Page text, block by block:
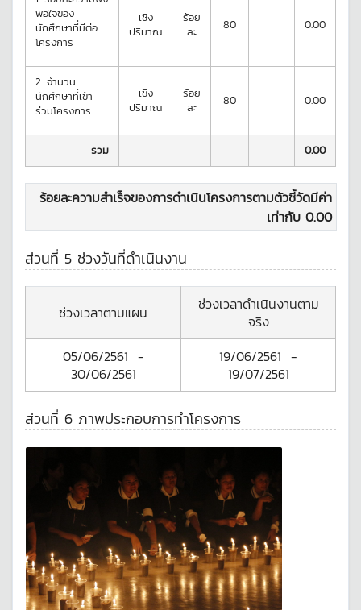
พอใจของ
นักศึกษาที่มีต่อ
โครงการ
เชิง
ปริมาณ
ร้อย
ละ
80 0.00
2. จำนวน
นักศึกษาที่เข้า
ร่วมโครงการ
เชิง
ปริมาณ
ร้อย
ละ
80 0.00
รวม 0.00
ร้อยละความสำเร็จของการดำเนินโครงการตามตัวชี้วัดมีค่า
เท่ากับ 0.00
ส่วนที่ 5 ช่วงวันที่ดำเนินงาน
ช่วงเวลาตามแผน
ช่วงเวลาดำเนินงานตาม
จริง
05/06/2561 -
30/06/2561
19/06/2561 -
19/07/2561
ส่วนที่ 6 ภาพประกอบการทำโครงการ